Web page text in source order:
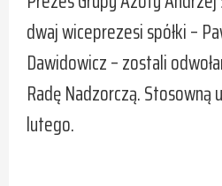
dwaj wiceprezesi spółki –
Dawidowicz – zostali
Radę Nadzorczą. Stosowną
lutego.